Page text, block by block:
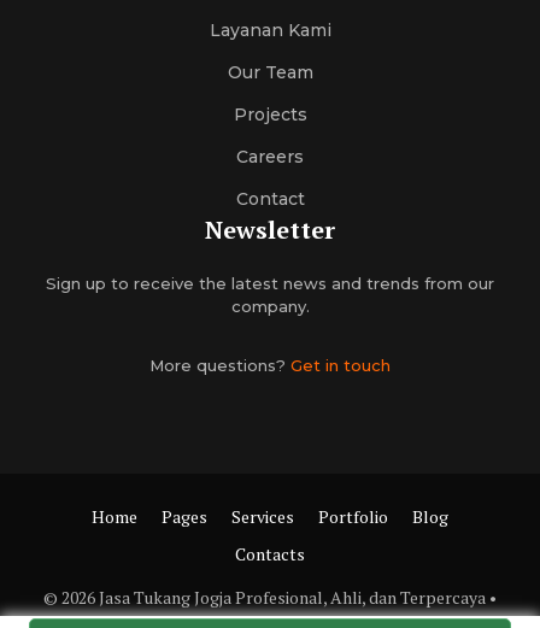
Layanan Kami
Our Team
Projects
Careers
Contact
Newsletter
Sign up to receive the latest news and trends from our
company.
More questions? Get in touch
Home Pages Services Portfolio
Blog
Contacts
© 2026 Jasa Tukang Jogja Profesional, Ahli, dan Terpercaya •
Built withGeneratePress